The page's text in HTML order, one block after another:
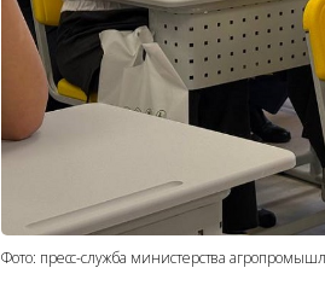
Фото: пресс-служба министерства